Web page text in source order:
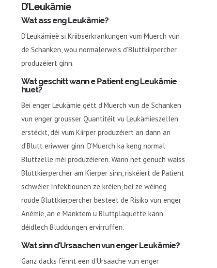
D’Leukämie
Wat ass eng Leukämie?
D’Leukämieë si Kriibserkrankungen vum Muerch vun
de Schanken, wou normalerweis d’Bluttkiirpercher
produzéiert ginn.
Wat geschitt wann e Patient eng Leukämie
huet?
Bei enger Leukämie gëtt d’Muerch vun de Schanken
vun enger grousser Quantitéit vu Leukämieszellen
erstéckt, déi vum Kiirper produzéiert an dann an
d’Blutt eriwwer ginn. D’Muerch ka keng normal
Bluttzelle méi produzéieren. Wann net genuch wäiss
Bluttkierpercher am Kierper sinn, riskéiert de Patient
schwéier Infektiounen ze kréien, bei ze wéineg
roude Bluttkierpercher besteet de Risiko vun enger
Anémie, an e Manktem u Bluttplaquettë kann
déidlech Bluddungen ervirruffen.
Wat sinn d’Ursaachen vun enger Leukämie?
Ganz dacks fënnt een d’Ursaache vun enger